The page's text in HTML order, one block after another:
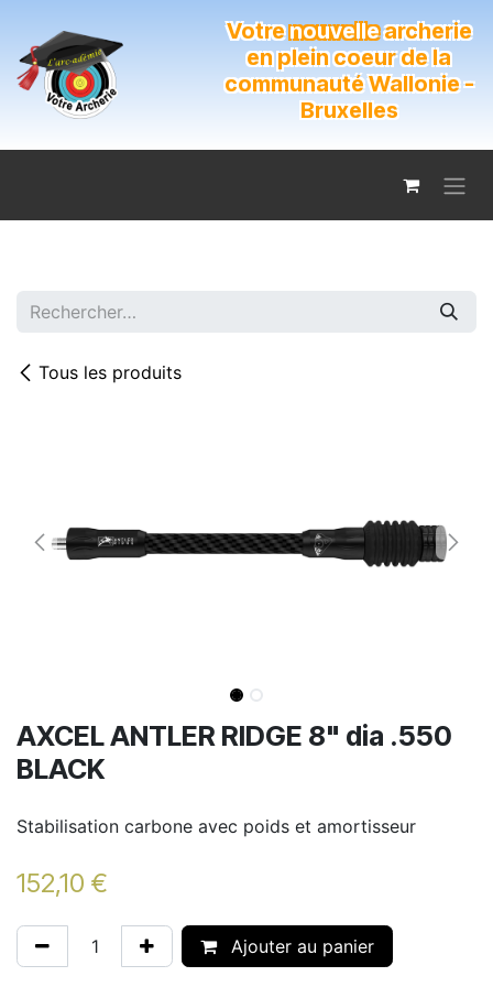
Votrenouvellearcherie
en plein coeur de la
communauté Wallonie -
Bruxelles
Tous les produits
AXCEL ANTLER RIDGE 8" dia .550
BLACK
Stabilisation carbone avec poids et amortisseur
152,10 €
Ajouter au panier